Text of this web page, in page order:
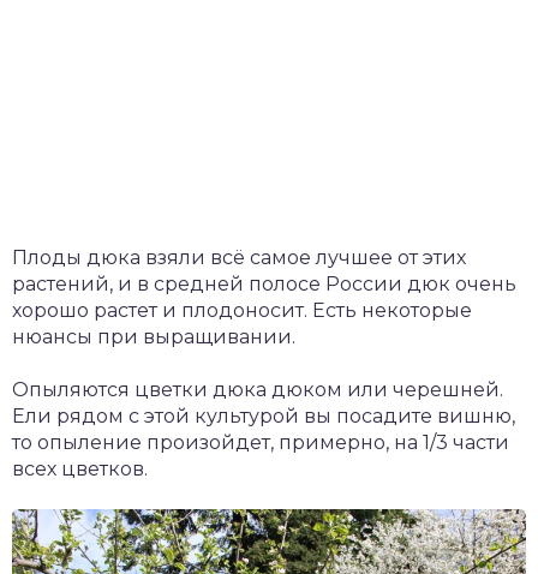
Плоды дюка взяли всё самое лучшее от этих
растений, и в средней полосе России дюк очень
хорошо растет и плодоносит. Есть некоторые
нюансы при выращивании.
Опыляются цветки дюка дюком или черешней.
Ели рядом с этой культурой вы посадите вишню,
то опыление произойдет, примерно, на 1/3 части
всех цветков.